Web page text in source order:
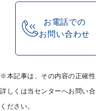
お電話での
お問い合わせ
※本記事は、その内容の正確
詳しくは当センターへお問い
ください。